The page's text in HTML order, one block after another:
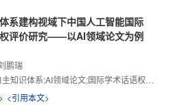
系建构视域下中国人工智能国际
评价研究——以AI领域论文为例
鹏瑞
知识体系;AI领域论文;国际学术话语权评价;学术影响力;学术感知力;学术传播力;学术引领力
<引用本文>